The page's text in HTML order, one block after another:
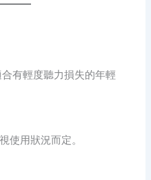
有輕度聽力損失的年輕
使用狀況而定。